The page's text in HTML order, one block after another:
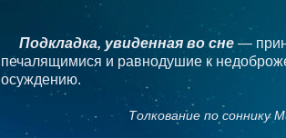
Подкладка, увиденная во сне —
печалящимися и равнодушие к
осуждению.
Толкование по соннику